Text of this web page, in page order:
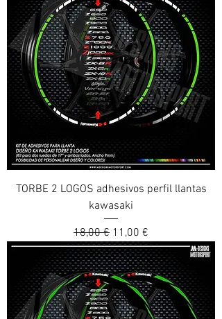
TORBE 2 LOGOS adhesivos perfil llantas
kawasaki
Prix original
18,00 € Prix promotionnel
11,00 €